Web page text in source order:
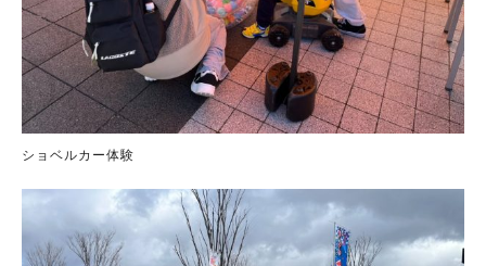
ショベルカー体験